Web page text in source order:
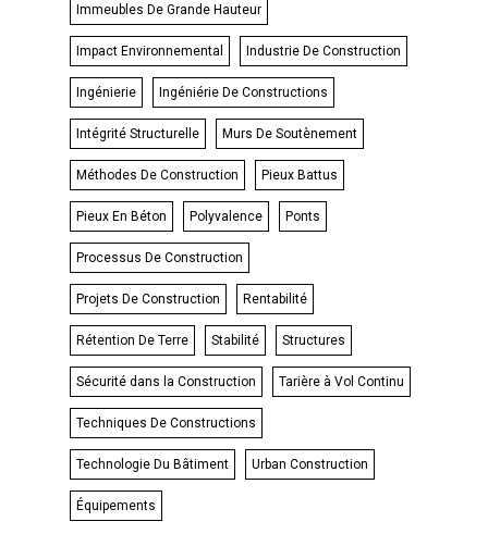
Immeubles De Grande Hauteur
Impact Environnemental Industrie De Construction
Ingénierie Ingéniérie De Constructions
Intégrité Structurelle Murs De Soutènement
Méthodes De Construction Pieux Battus
Pieux En Béton Polyvalence Ponts
Processus De Construction
Projets De Construction Rentabilité
Rétention De Terre Stabilité Structures
Sécurité dans la Construction Tarière à Vol Continu
Techniques De Constructions
Technologie Du Bâtiment Urban Construction
Équipements